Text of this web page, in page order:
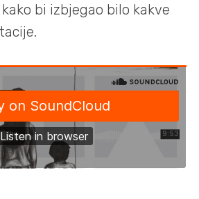
bi izbjegao bilo kakve